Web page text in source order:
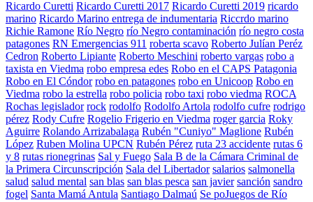
Ricardo Curetti Ricardo Curetti 2017 Ricardo Curetti 2019 ricardo
marino Ricardo Marino entrega de indumentaria Riccrdo marino
Richie Ramone Río Negro río Negro contaminación río negro costa
patagones RN Emergencias 911 roberta scavo Roberto Julían Peréz
Cedron Roberto Lipiante Roberto Meschini roberto vargas robo a
taxista en Viedma robo empresa edes Robo en el CAPS Patagonia
Robo en El Cóndor robo en patagones robo en Unicoop Robo en
Viedma robo la estrella robo policia robo taxi robo viedma ROCA
Rochas legislador rock rodolfo Rodolfo Artola rodolfo cufre rodrigo
pérez Rody Cufre Rogelio Frigerio en Viedma roger garcia Roky
Aguirre Rolando Arrizabalaga Rubén "Cuniyo" Maglione Rubén
López Ruben Molina UPCN Rubén Pérez ruta 23 accidente rutas 6
y 8 rutas rionegrinas Sal y Fuego Sala B de la Cámara Criminal de
la Primera Circunscripción Sala del Libertador salarios salmonella
salud salud mental san blas san blas pesca san javier sanción sandro
fogel Santa Mamá Antula Santiago Dalmaú Se poJuegos de Río